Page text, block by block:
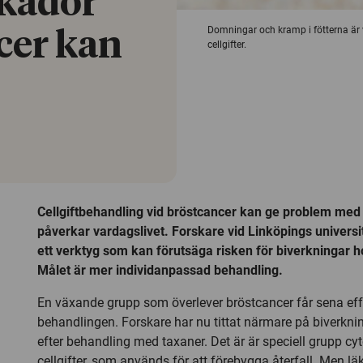
Domningar och kramp i fötterna
cellgifter.
kan
Cellgiftbehandling vid bröstcancer kan ge problem
påverkar vardagslivet. Forskare vid Linköpings
ett verktyg som kan förutsäga risken för biverkningar
Målet är mer individanpassad behandling.
En växande grupp som överlever bröstcancer får sena
behandlingen. Forskare har nu tittat närmare på
efter behandling med taxaner. Det är är speciell grupp